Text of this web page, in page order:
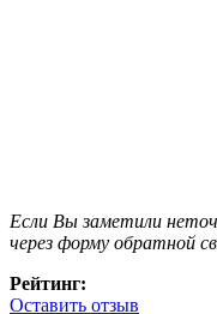
Если Вы заметили
через форму обратной
Рейтинг:
Оставить отзыв